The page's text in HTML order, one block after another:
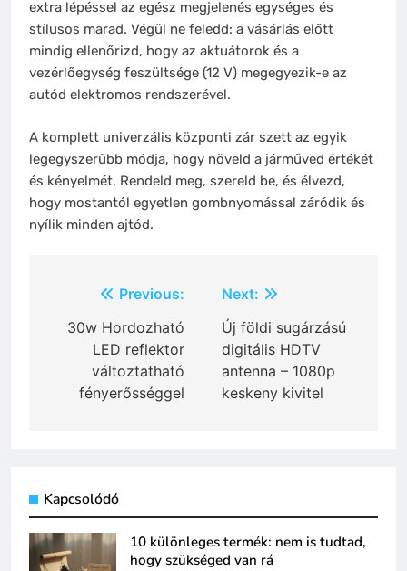
extra lépéssel az egész megjelenés egységes és
stílusos marad. Végül ne feledd: a vásárlás előtt
mindig ellenőrizd, hogy az aktuátorok és a
vezérlőegység feszültsége (12 V) megegyezik-e az
autód elektromos rendszerével.
A komplett univerzális központi zár szett az egyik
legegyszerűbb módja, hogy növeld a járműved értékét
és kényelmét. Rendeld meg, szereld be, és élvezd,
hogy mostantól egyetlen gombnyomással záródik és
nyílik minden ajtód.
Bejegyzés
navigáció
Previous:
30w Hordozható
LED reflektor
változtatható
fényerősséggel
Next:
Új földi sugárzású
digitális HDTV
antenna – 1080p
keskeny kivitel
Kapcsolódó
10 különleges termék: nem is tudtad,
hogy szükséged van rá